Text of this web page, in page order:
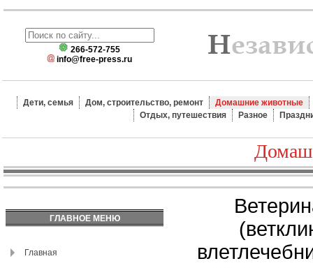
266-572-755
info@free-press.ru
Дети, семья Дом, строительство, ремонт
Домашние животные
Отдых, путешествия
Разное
ГЛАВНОЕ МЕНЮ
Главная